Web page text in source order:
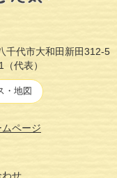
千代市大和田新田312-5
代表）
・地図
ページ
わせ